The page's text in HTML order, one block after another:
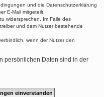
und die Datenschutzerklärung
E-Mail mitgeteilt.
widersprechen. Im Falle des
und dem Nutzer bestehende
wenn der Nutzer den
persönlichen Daten sind in der